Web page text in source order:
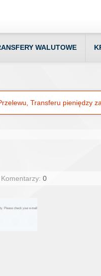
WALUTOWE
Transferu pieniędzy
0